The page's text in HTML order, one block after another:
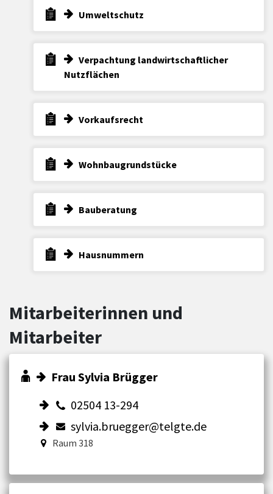
Umweltschutz
Verpachtung landwirtschaftlicher
Nutzflächen
Vorkaufsrecht
Wohnbaugrundstücke
Bauberatung
Hausnummern
Mitarbeiterinnen und
Mitarbeiter
Frau Sylvia Brügger
02504 13-294
sylvia.bruegger@telgte.de
Raum 318